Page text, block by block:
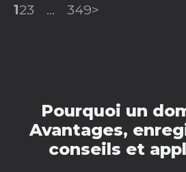
123 ... 349>
Pourquoi un
Avantages,
conseils et